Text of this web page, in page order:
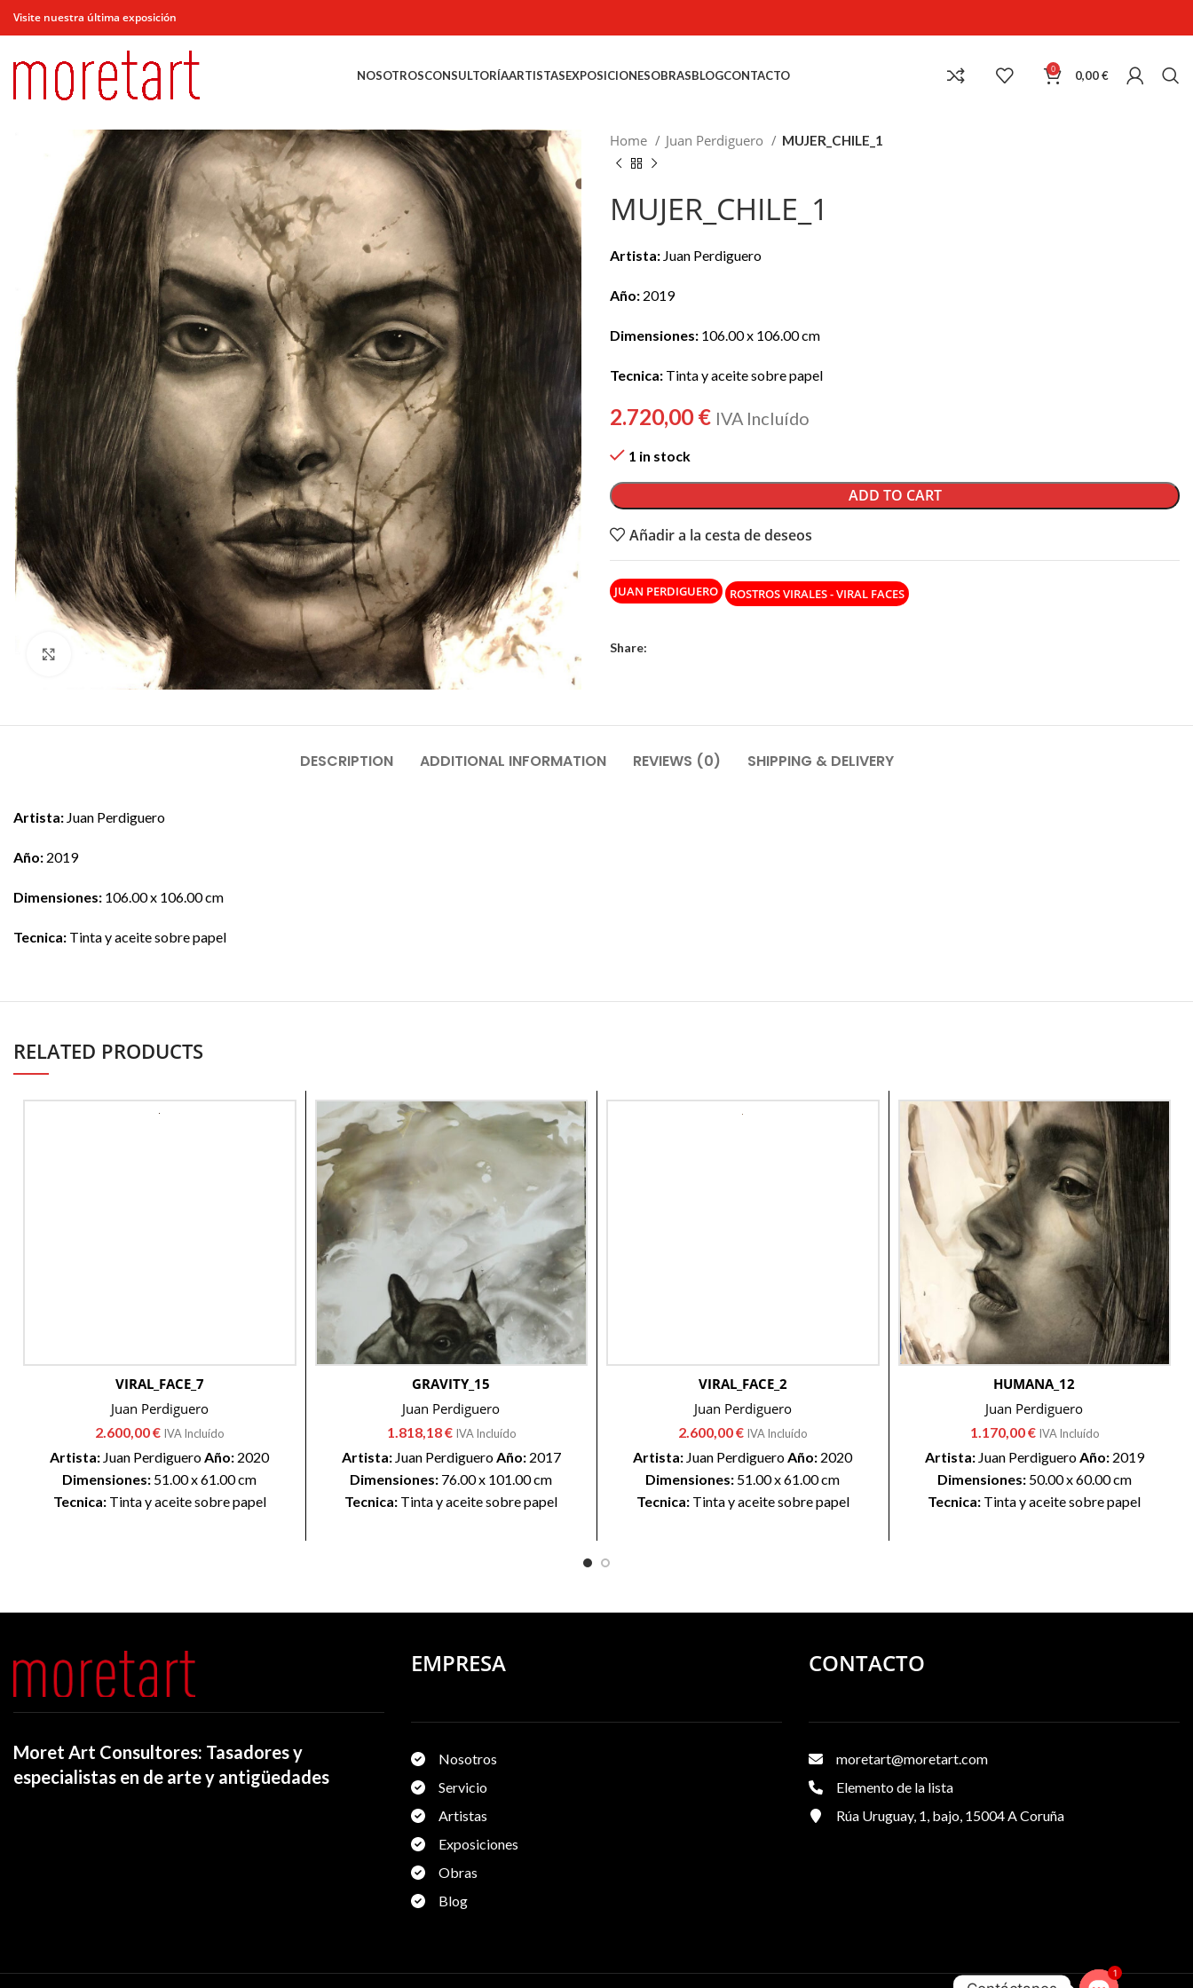
Visite nuestra última exposición
NOSOTROSCONSULTORÍAARTISTASEXPOSICIONESOBRASBLOGCONTACTO 0 0,00€
Click para hacer zoom
Home Juan Perdiguero MUJER_CHILE_1
MUJER_CHILE_1
Artista: Juan Perdiguero
Año: 2019
Dimensiones: 106.00 x 106.00 cm
Tecnica: Tinta y aceite sobre papel
2.720,00€ IVA Incluído
1 in stock
ADD TO CART
Añadir a la cesta de deseos
JUAN PERDIGUERO ROSTROS VIRALES - VIRAL FACES
Share:
DESCRIPTION ADDITIONAL INFORMATION REVIEWS (0) SHIPPING & DELIVERY
Artista: Juan Perdiguero
Año: 2019
Dimensiones: 106.00 x 106.00 cm
Tecnica: Tinta y aceite sobre papel
RELATED PRODUCTS
VIRAL_FACE_7
Juan Perdiguero
2.600,00€ IVA Incluído
Artista: Juan PerdigueroAño: 2020
Dimensiones: 51.00 x 61.00 cm
Tecnica:Tinta y aceite sobre papel
GRAVITY_15
Juan Perdiguero
1.818,18€ IVA Incluído
Artista:Juan PerdigueroAño:2017
Dimensiones: 76.00 x 101.00 cm
Tecnica: Tinta y aceite sobre papel
VIRAL_FACE_2
Juan Perdiguero
2.600,00€ IVA Incluído
Artista: Juan PerdigueroAño: 2020
Dimensiones: 51.00 x 61.00 cm
Tecnica:Tinta y aceite sobre papel
HUMANA_12
Juan Perdiguero
1.170,00€ IVA Incluído
Artista:Juan PerdigueroAño:2019
Dimensiones:50.00 x 60.00 cm
Tecnica: Tinta y aceite sobre papel
Moret Art Consultores: Tasadores y
especialistas en de arte y antigüedades
EMPRESA
Nosotros
Servicio
Artistas
Exposiciones
Obras
Blog
CONTACTO
moretart@moretart.com
Elemento de la lista
Rúa Uruguay, 1, bajo, 15004 A Coruña
1